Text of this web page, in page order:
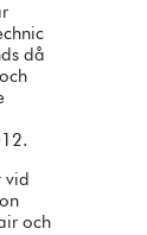
då
vid
och